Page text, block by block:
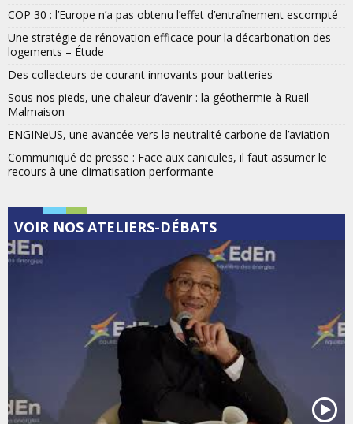
COP 30 : l’Europe n’a pas obtenu l’effet d’entraînement escompté
Une stratégie de rénovation efficace pour la décarbonation des
logements – Étude
Des collecteurs de courant innovants pour batteries
Sous nos pieds, une chaleur d’avenir : la géothermie à Rueil-
Malmaison
ENGINeUS, une avancée vers la neutralité carbone de l’aviation
Communiqué de presse : Face aux canicules, il faut assumer le
recours à une climatisation performante
VOIR NOS ATELIERS-DÉBATS